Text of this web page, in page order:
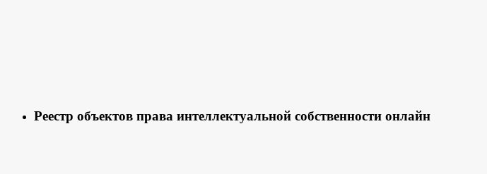
Реестр объектов права интеллектуальной собственности онлайн